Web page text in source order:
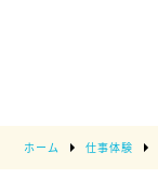
ホーム 仕事体験